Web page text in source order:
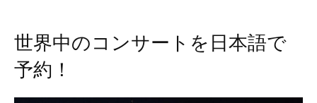
2.ノートルダムやベルサイユ、あの名所のコン
サートまで網羅！
3.マドレーヌ寺院のコンサートへ実際に行って
世界中のコンサートを日本語で
予約！